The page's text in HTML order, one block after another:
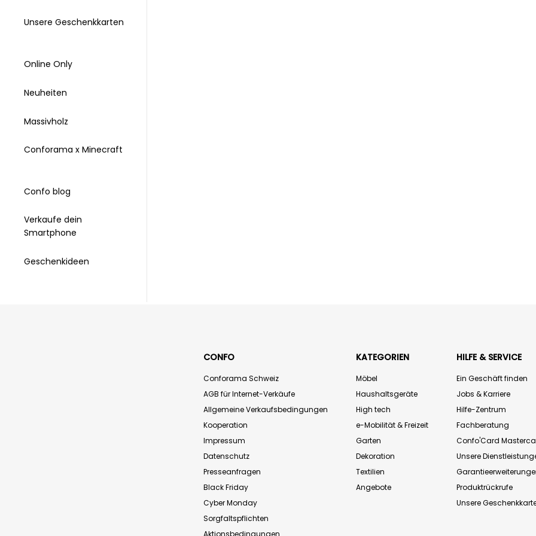
Unsere Geschenkkarten
Online Only
Neuheiten
Massivholz
Conforama x Minecraft
Confo blog
Verkaufe dein
Smartphone
Geschenkideen
CONFO
Conforama Schweiz
AGB für Internet-Verkäufe
Allgemeine Verkaufsbedingungen
Kooperation
Impressum
Datenschutz
Presseanfragen
Black Friday
Cyber Monday
Sorgfaltspflichten
KATEGORIEN
Möbel
Haushaltsgeräte
High tech
e-Mobilität & Freizeit
Garten
Dekoration
Textilien
Angebote
HILFE & SERVICE
Ein Geschäft finden
Jobs & Karriere
Hilfe-Zentrum
Fachberatung
Confo'Card
Unsere
Produktrückrufe
Unsere